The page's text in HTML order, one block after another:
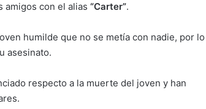
amigos con el alias “Carter”.
humilde que no se metía con nadie, por lo
asesinato.
respecto a la muerte del joven y han